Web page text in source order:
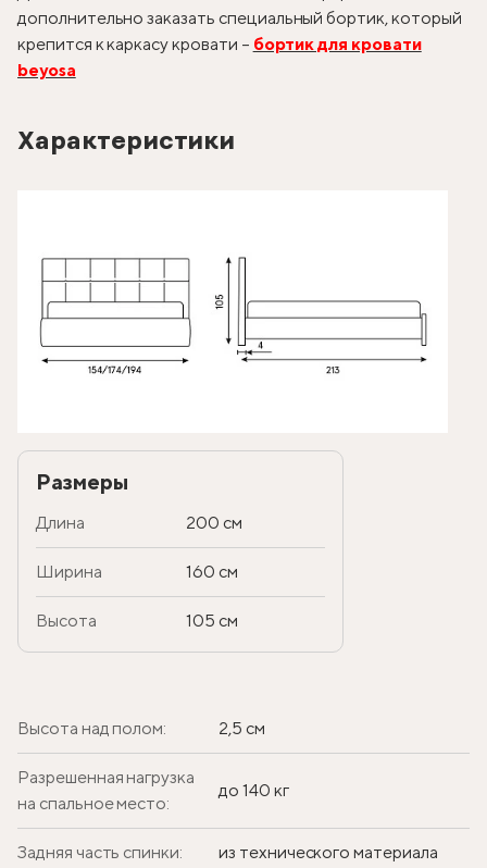
дополнительно заказать специальный бортик, который
крепится к каркасу кровати – бортик для кровати
beyosa
Характеристики
Размеры
Длина 200 см
Ширина 160 см
Высота 105 см
Высота над полом: 2,5 см
Разрешенная нагрузка
на спальное место:
до 140 кг
Задняя часть спинки: из технического материала